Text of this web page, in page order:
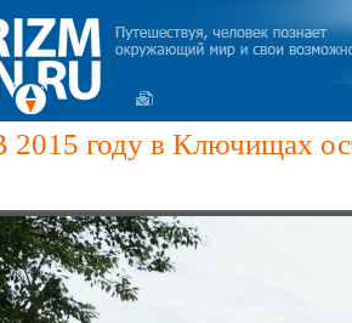
году в Ключищах